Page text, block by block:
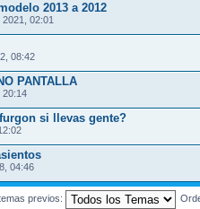
2013 a 2012
02:01
08:42
PANTALLA
20:14
si llevas gente?
04:46
previos: